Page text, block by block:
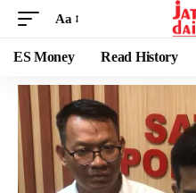
Aa
ES Money Read History